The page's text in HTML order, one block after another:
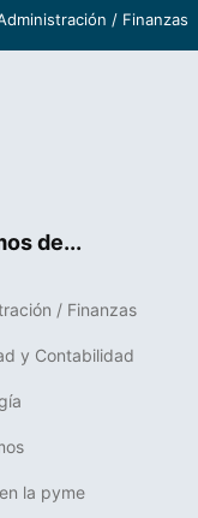
/ Finanzas
de...
/ Finanzas
y Contabilidad
la pyme